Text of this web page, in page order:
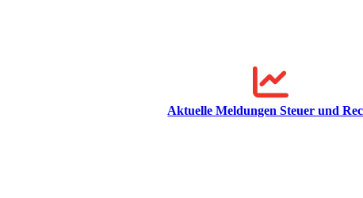
Aktuelle Meldungen Steuer und